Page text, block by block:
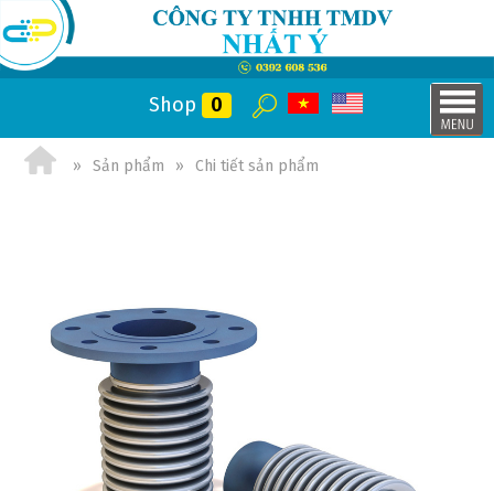
Shop 0
Sản phẩm Chi tiết sản phẩm